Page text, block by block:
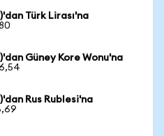
Türk Lirası'na
Güney Kore Wonu'na
Rus Rublesi'na